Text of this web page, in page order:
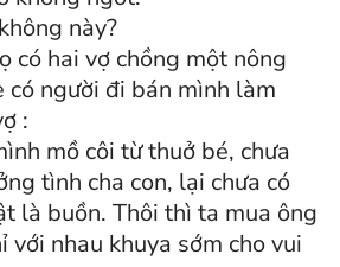
này?
có hai vợ chồng một nông
có người đi bán mình làm
:
mồ côi từ thuở bé, chưa
tình cha con, lại chưa có
là buồn. Thôi thì ta mua ông
với nhau khuya sớm cho vui